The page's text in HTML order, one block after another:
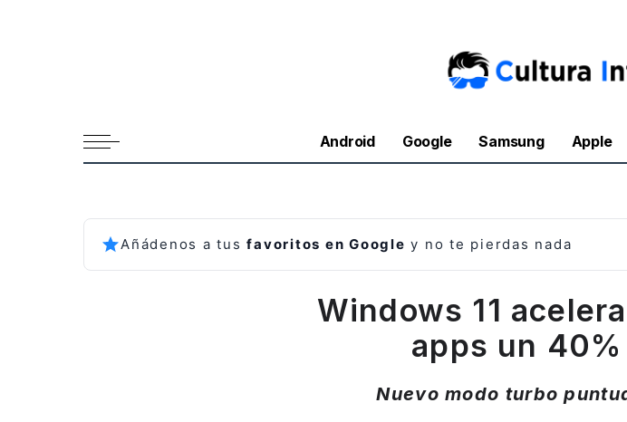
Android Google Samsung Apple
Añádenos a tusfavoritos en Google y no te pierdas nada
Windows 11
apps un
Nuevo modo turbo